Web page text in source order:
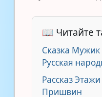
📖 Читайте
Сказка
Русская
Рассказ
Пришвин